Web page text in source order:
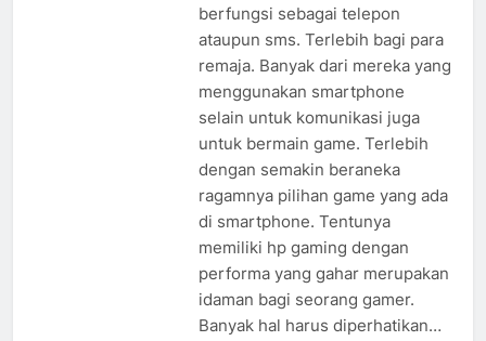
berfungsi sebagai telepon
ataupun sms. Terlebih bagi para
remaja. Banyak dari mereka yang
menggunakan smartphone
selain untuk komunikasi juga
untuk bermain game. Terlebih
dengan semakin beraneka
ragamnya pilihan game yang ada
di smartphone. Tentunya
memiliki hp gaming dengan
performa yang gahar merupakan
idaman bagi seorang gamer.
Banyak hal harus diperhatikan…